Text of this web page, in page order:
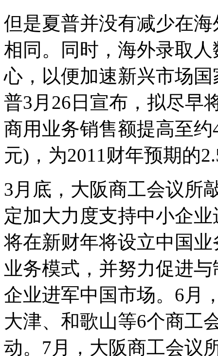
但是夏普并没有减少在
相同。同时，海外录取
心，以便加速新兴市场
普3月26日宣布，拟尽早
商用业务销售额提高至
元)，为2011财年预期的
3月底，大阪商工会议所
定加大力度支持中小企
将在新财年将设立中国
业务模式，并努力促进
企业进军中国市场。6月
大津、和歌山等6个商工
动。7月，大阪商工会议